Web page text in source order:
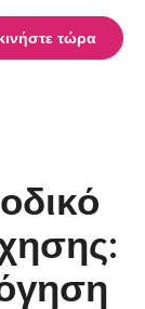
τώρα